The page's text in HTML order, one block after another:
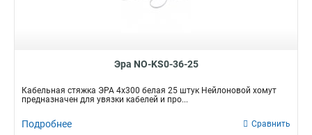
Эра NO-KS0-36-25
Кабельная стяжка ЭРА 4x300 белая 25 штук Нейлоновой хомут
предназначен для увязки кабелей и про...
Подробнее Сравнить